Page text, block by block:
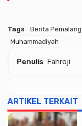
Tags Berita Pemalang
Muhammadiyah
Penulis: Fahroji
ARTIKEL TERKAIT